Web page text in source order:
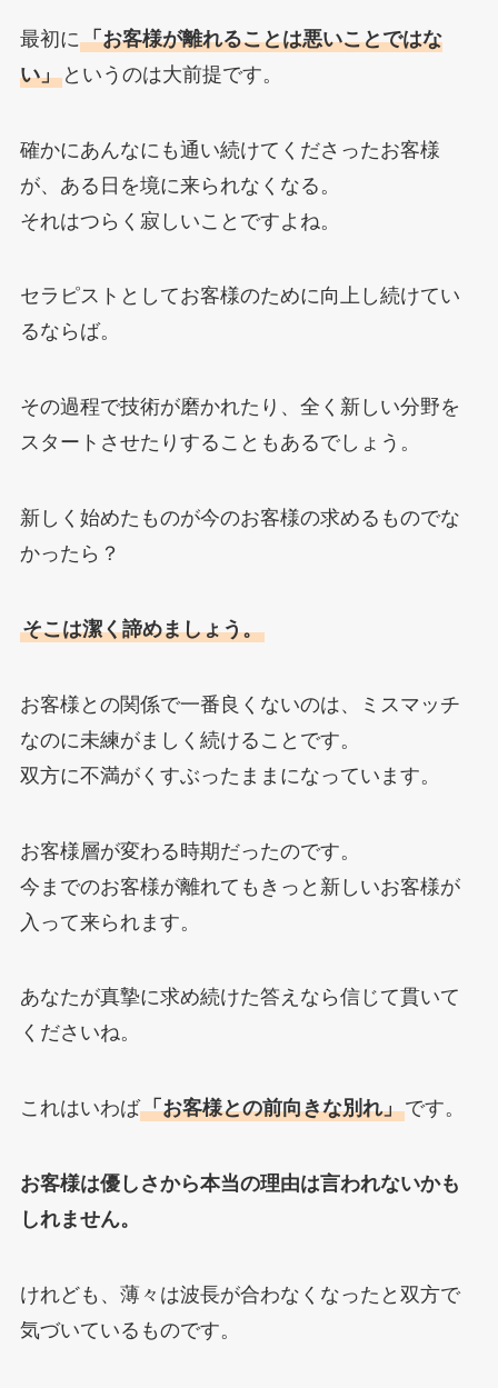
最初に「お客様が離れることは悪いことではな
い」というのは大前提です。
確かにあんなにも通い続けてくださったお客様
が、ある日を境に来られなくなる。
それはつらく寂しいことですよね。
セラピストとしてお客様のために向上し続けてい
るならば。
その過程で技術が磨かれたり、全く新しい分野を
スタートさせたりすることもあるでしょう。
新しく始めたものが今のお客様の求めるものでな
かったら？
そこは潔く諦めましょう。
お客様との関係で一番良くないのは、ミスマッチ
なのに未練がましく続けることです。
双方に不満がくすぶったままになっています。
お客様層が変わる時期だったのです。
今までのお客様が離れてもきっと新しいお客様が
入って来られます。
あなたが真摯に求め続けた答えなら信じて貫いて
くださいね。
これはいわば「お客様との前向きな別れ」です。
お客様は優しさから本当の理由は言われないかも
しれません。
けれども、薄々は波長が合わなくなったと双方で
気づいているものです。